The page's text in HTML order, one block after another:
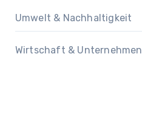
Umwelt & Nachhaltigkeit
Wirtschaft & Unternehmen